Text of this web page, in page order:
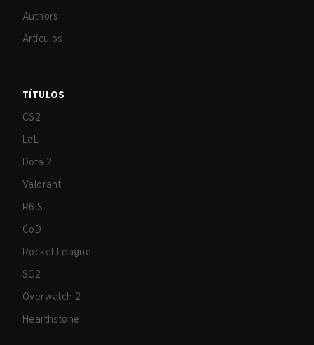
Authors
Artículos
TÍTULOS
CS2
LoL
Dota 2
Valorant
R6:S
CoD
Rocket League
SC2
Overwatch 2
Hearthstone